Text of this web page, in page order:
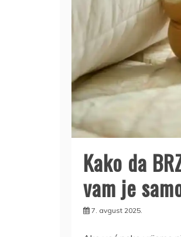
Kako da
vam je
7. avgust 2025.